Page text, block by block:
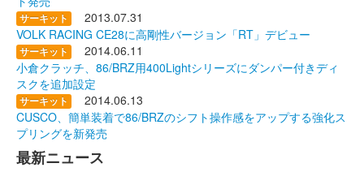
サーキット
2013.07.31
VOLK RACING CE28に高剛性バージョン「RT」デビュー
サーキット
2014.06.11
小倉クラッチ、86/BRZ用400Lightシリーズにダンパー付きディ
スクを追加設定
サーキット
2014.06.13
CUSCO、簡単装着で86/BRZのシフト操作感をアップする強化ス
プリングを新発売
最新ニュース